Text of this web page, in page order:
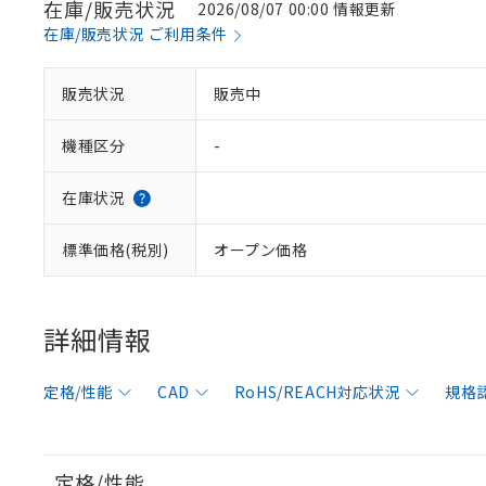
在庫/販売状況
2026/08/07 00:00 情報更新
在庫/販売状況 ご利用条件
販売状況 販売中
機種区分 -
在庫状況
標準価格(税別) オープン価格
詳細情報
定格/性能 CAD RoHS/REACH対応状況 規格